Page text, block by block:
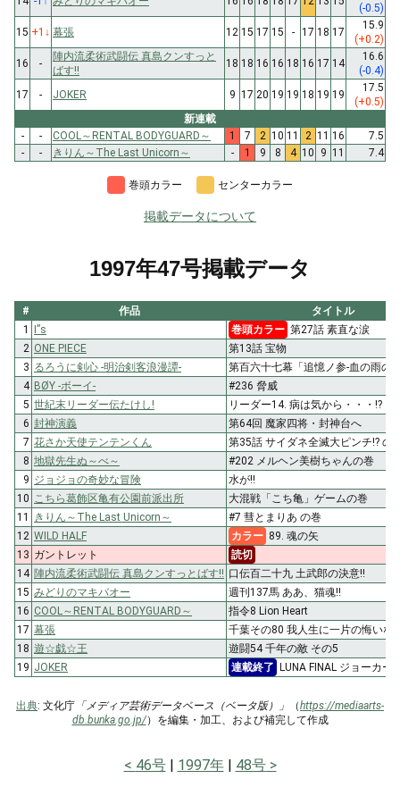
(-0.5)
15 +1 ↓ 幕張 12 15 17 15 - 17 18 17
15.9
(+0.2)
16
-
陣内流柔術武闘伝 真島クンすっと
ばす!!
18 18 16 16 18 16 17 14
16.6
(-0.4)
17
- JOKER 9 17 20 19 19 18 19 19
17.5
(+0.5)
新連載
-
- COOL～RENTAL BODYGUARD～ 1 7 2 10 11 2 11 16
7.5
-
- きりん～The Last Unicorn～ - 1 9 8 4 10 9 11 7.4
巻頭カラー センターカラー
掲載データについて
1997年47号掲載データ
# 作品
タイトル
1 I”s 巻頭カラー 第27話 素直な涙
2 ONE PIECE
第13話 宝物
3 るろうに剣心 -明治剣客浪漫譚-
第百六十七幕「追憶ノ参-血の雨の
4 BØY -ボーイ-
#236 脅威
5 世紀末リーダー伝たけし!
リーダー14. 病は気から・・・!?
6 封神演義
第64回 魔家四将・封神台へ
7 花さか天使テンテンくん
第35話 サイダネ全滅大ピンチ!? の
8 地獄先生ぬ～べ～
#202 メルヘン美樹ちゃんの巻
9 ジョジョの奇妙な冒険
水が!!
10
こちら葛飾区亀有公園前派出所
大混戦「こち亀」ゲームの巻
11
きりん～The Last Unicorn～
#7 彗とまりあ の巻
12 WILD HALF カラー 89. 魂の矢
13 ガントレット
読切
14 陣内流柔術武闘伝 真島クンすっとばす!! 口伝百二十九 土武郎の決意!!
15 みどりのマキバオー
週刊137馬 ああ、猫魂!!
16 COOL～RENTAL BODYGUARD～
指令8 Lion Heart
17 幕張
千葉その80 我人生に一片の悔いな
18 遊☆戯☆王
遊闘54 千年の敵 その5
19 JOKER 連載終了 LUNA FINAL ジョーカー
出典: 文化庁 「メディア芸術データベース（ベータ版）」 （https://mediaarts-
db.bunka.go.jp/）を編集・加工、および補完して作成
46号 1997年 48号